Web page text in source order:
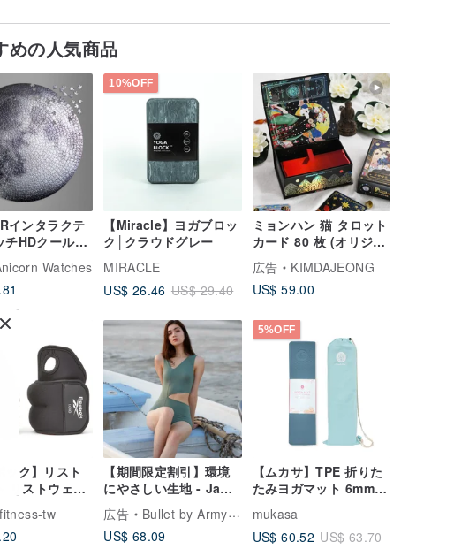
応
めの人気商品
インタラクテ
チHDクールシ
ーンパズルWatches
10%OFF
【Miracle】ヨガブロッ
ク│クラウドグレー
MIRACLE
US$ 26.46 US$ 29.40
ミョンハン 猫 タロット
カード 80 枚 (オリジナ
ル韓国語版)
広告
KIMDAJEONG
US$ 59.00
ック】リスト
リストウェイ
- 1kg (2個セ
tw
【期間限定割引】環境
にやさしい生地 - Jaw
suit - 緑色 / ワンピース
水着 026GREE
広告
Bullet by Army of Interns
US$ 68.09
5%OFF
【ムカサ】TPE 折りた
たみヨガマット 6mm
(12% オフ) - アイスレ
イクブルー+ ヨガマッ
ト巾着バックバッグ
mukasa
US$ 60.52 US$ 63.70